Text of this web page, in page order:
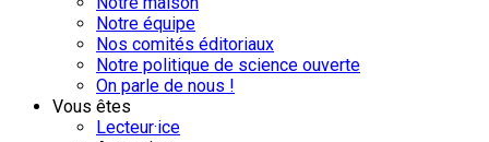
Notre équipe
Nos comités éditoriaux
Notre politique de science ouverte
On parle de nous !
Vous êtes
Lecteur·ice